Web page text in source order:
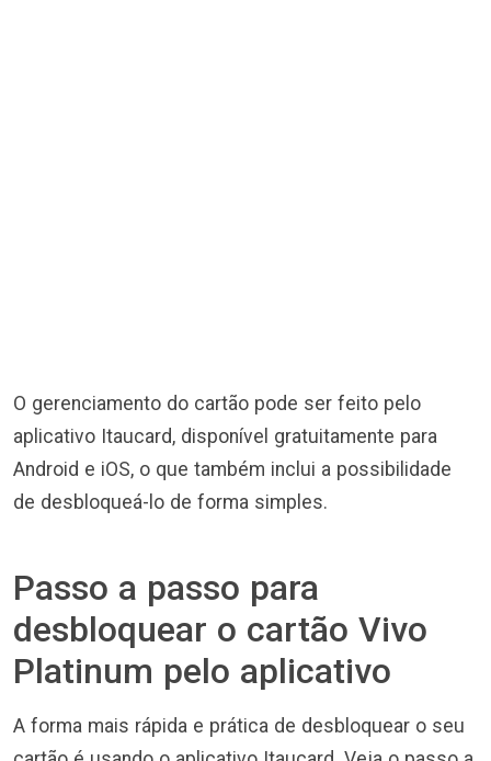
O gerenciamento do cartão pode ser feito pelo
aplicativo Itaucard, disponível gratuitamente para
Android e iOS, o que também inclui a possibilidade
de desbloqueá-lo de forma simples.
Passo a passo para
desbloquear o cartão Vivo
Platinum pelo aplicativo
A forma mais rápida e prática de desbloquear o seu